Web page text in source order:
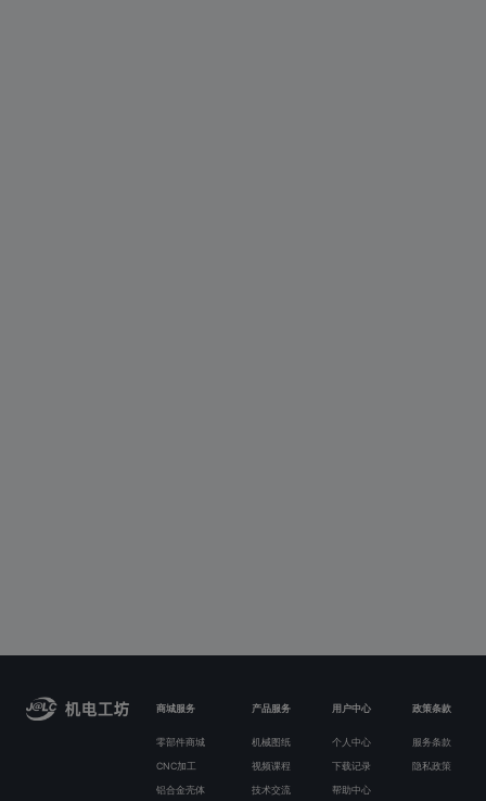
商城服务 产品服务 用户中心 政策条款
零部件商城 机械图纸 个人中心 服务条款
CNC加工 视频课程 下载记录 隐私政策
铝合金壳体 技术交流 帮助中心